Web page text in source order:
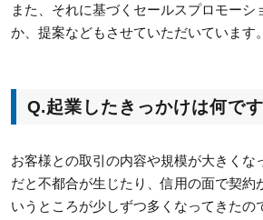
また、それに基づくセールスプロモーシ
か、提案などもさせていただいています。
Q.起業したきっかけは何で
お客様との取引の内容や規模が大きくな
だと不都合が生じたり、信用の面で契約
いうところが少しずつ多くなってきたの